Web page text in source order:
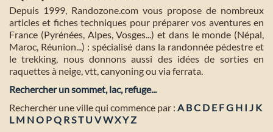
Depuis 1999, Randozone.com vous propose de nombreux
articles et fiches techniques pour préparer vos aventures en
France (Pyrénées, Alpes, Vosges...) et dans le monde (Népal,
Maroc, Réunion...) : spécialisé dans la randonnée pédestre et
le trekking, nous donnons aussi des idées de sorties en
raquettes à neige, vtt, canyoning ou via ferrata.
Rechercher un sommet, lac, refuge...
Rechercher une ville qui commence par : A BC D E FG H I J K
L M NO PQ RST U VWXYZ